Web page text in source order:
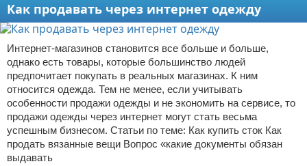
Как продавать через интернет одежду
Интернет-магазинов становится все больше и больше,
однако есть товары, которые большинство людей
предпочитает покупать в реальных магазинах. К ним
относится одежда. Тем не менее, если учитывать
особенности продажи одежды и не экономить на сервисе, то
продажи одежды через интернет могут стать весьма
успешным бизнесом. Статьи по теме: Как купить сток Как
продать вязанные вещи Вопрос «какие документы обязан
выдавать